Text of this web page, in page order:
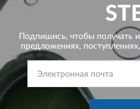
Подпишись, чтобы получать
предложениях,